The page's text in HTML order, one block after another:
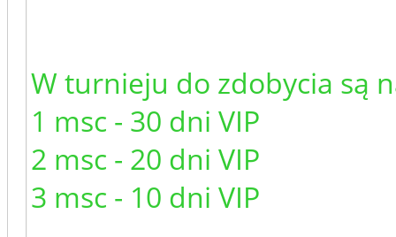
W turnieju do zdobycia są
1 msc - 30 dni VIP
2 msc - 20 dni VIP
3 msc - 10 dni VIP